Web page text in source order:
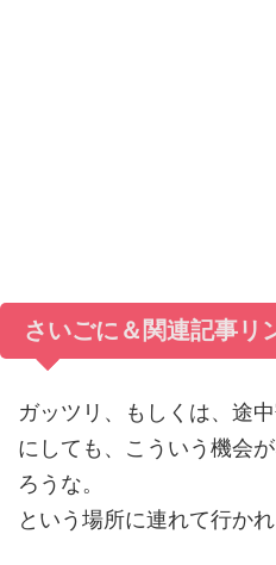
さいごに＆関連記事リ
ガッツリ、もしくは、途
にしても、こういう機会
ろうな。
という場所に連れて行か